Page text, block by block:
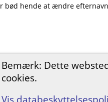
Bemærk: Dette
cookies.
Vis
bød hende at ændre